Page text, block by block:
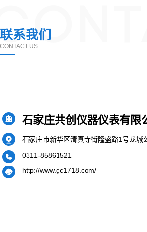
联系我们
CONTACT US
石家庄共创仪器仪表有限
石家庄市新华区清真寺街隆盛路1号龙城
0311-85861521
http://www.gc1718.com/